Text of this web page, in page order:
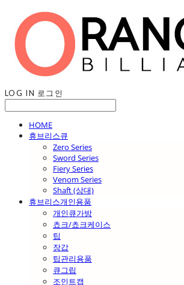
LOG IN 로그인
HOME
휴브리스큐
Zero Series
Sword Series
Fiery Series
Venom Series
Shaft (상대)
휴브리스개인용품
개인큐가방
쵸크/쵸크케이스
팁
장갑
팁관리용품
큐그립
조인트캡